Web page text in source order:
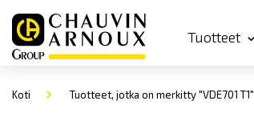
Tuotteet
Koti Tuotteet, jotka on merkitty "VDE701 T1"